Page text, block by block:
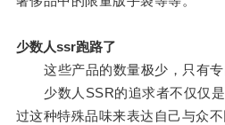
少数人ssr跑路了
这些产品的数量极少，只有专
少数人SSR的追求者不仅仅是
过这种特殊品味来表达自己与众